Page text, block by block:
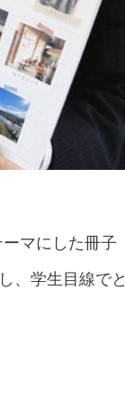
マにした冊子
、学生目線でと